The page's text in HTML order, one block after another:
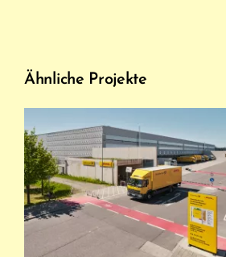
Ähnliche Projekte
Postzentrum, Germering